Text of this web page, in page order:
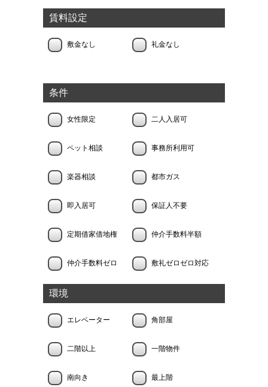
賃料設定
敷金なし 礼金なし
条件
女性限定 二人入居可
ペット相談 事務所利用可
楽器相談 都市ガス
即入居可 保証人不要
定期借家借地権 仲介手数料半額
仲介手数料ゼロ 敷礼ゼロゼロ対応
環境
エレベーター 角部屋
二階以上 一階物件
南向き 最上階